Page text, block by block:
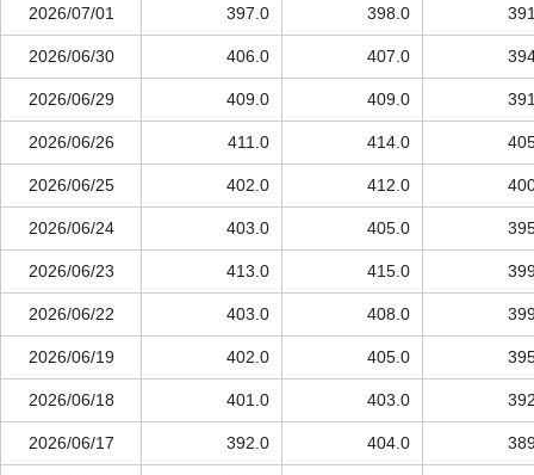
2026/07/01 397.0 398.0
2026/06/30 406.0 407.0
2026/06/29 409.0 409.0
2026/06/26 411.0 414.0
2026/06/25 402.0 412.0
2026/06/24 403.0 405.0
2026/06/23 413.0 415.0
2026/06/22 403.0 408.0
2026/06/19 402.0 405.0
2026/06/18 401.0 403.0
2026/06/17 392.0 404.0